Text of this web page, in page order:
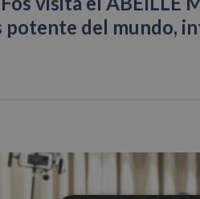
potente del mundo,